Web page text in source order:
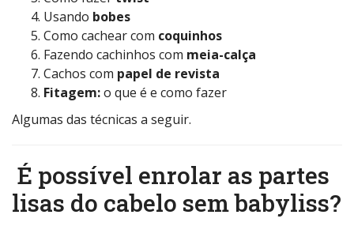
Usando bobes
Como cachear com coquinhos
Fazendo cachinhos com meia-calça
Cachos com papel de revista
Fitagem:o que é e como fazer
Algumas das técnicas a seguir.
É possível enrolar as partes
lisas do cabelo sem babyliss?